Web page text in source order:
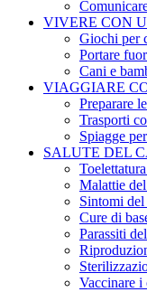
VIVERE CON
Giochi per
Portare
Cani e
VIAGGIARE
Preparare
Trasporti
Spiagge
SALUTE DEL
Malattie
Sintomi del
Cure di
Parassiti
Vaccinare i